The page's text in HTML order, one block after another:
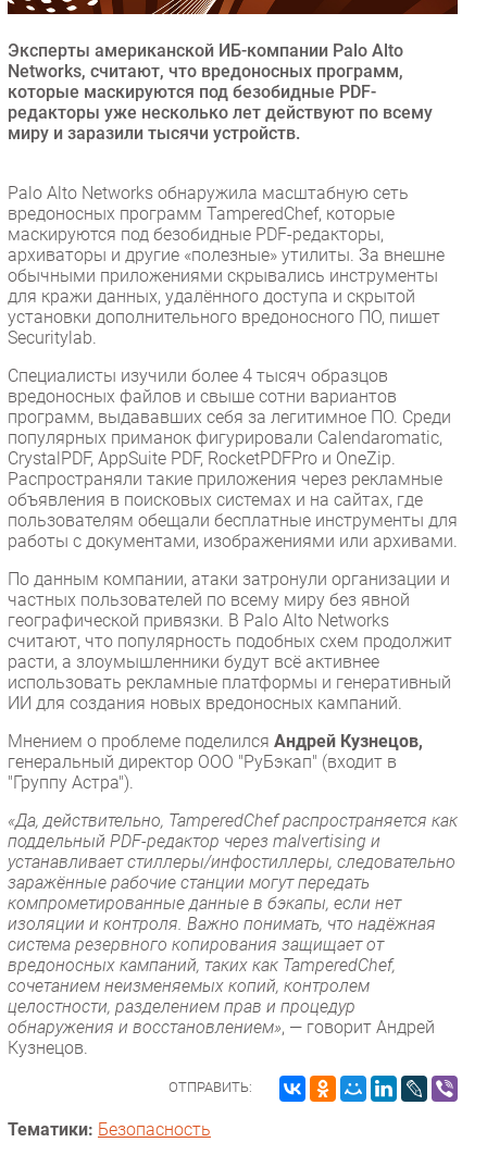
Инновации
CIO/Управление ИТ
Гаджеты
РАЗДЕЛЫ
Новости
Аналитика
Интервью
Мероприятия
Проекты
IT класс
Тестовый стенд
Каталог компаний
Эксперты американской ИБ-компании Palo Alto
Networks, считают, что вредоносных программ,
которые маскируются под безобидные PDF-
редакторы уже несколько лет действуют по всему
миру и заразили тысячи устройств.
Palo Alto Networks обнаружила масштабную сеть
вредоносных программ TamperedChef, которые
маскируются под безобидные PDF-редакторы,
архиваторы и другие «полезные» утилиты. За внешне
обычными приложениями скрывались инструменты
для кражи данных, удалённого доступа и скрытой
установки дополнительного вредоносного ПО, пишет
Securitylab.
Специалисты изучили более 4 тысяч образцов
вредоносных файлов и свыше сотни вариантов
программ, выдававших себя за легитимное ПО. Среди
популярных приманок фигурировали Calendaromatic,
CrystalPDF, AppSuite PDF, RocketPDFPro и OneZip.
Распространяли такие приложения через рекламные
объявления в поисковых системах и на сайтах, где
пользователям обещали бесплатные инструменты для
работы с документами, изображениями или архивами.
По данным компании, атаки затронули организации и
частных пользователей по всему миру без явной
географической привязки. В Palo Alto Networks
считают, что популярность подобных схем продолжит
расти, а злоумышленники будут всё активнее
использовать рекламные платформы и генеративный
ИИ для создания новых вредоносных кампаний.
Мнением о проблеме поделился Андрей Кузнецов,
генеральный директор ООО "РуБэкап" (входит в
"Группу Астра").
«Да, действительно, TamperedChef распространяется как
поддельный PDF-редактор через malvertising и
устанавливает стиллеры/инфостиллеры, следовательно
заражённые рабочие станции могут передать
компрометированные данные в бэкапы, если нет
изоляции и контроля. Важно понимать, что надёжная
система резервного копирования защищает от
вредоносных кампаний, таких как TamperedChef,
сочетанием неизменяемых копий, контролем
целостности, разделением прав и процедур
обнаружения и восстановлением», — говорит Андрей
Кузнецов.
ОТПРАВИТЬ:
Тематики: Безопасность